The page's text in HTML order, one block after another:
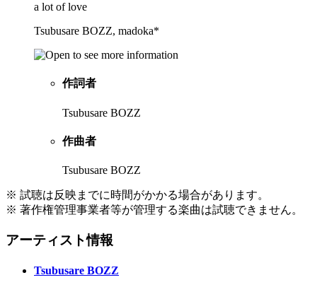
a lot of love
Tsubusare BOZZ, madoka*
作詞者
Tsubusare BOZZ
作曲者
Tsubusare BOZZ
※ 試聴は反映までに時間がかかる場合があります。
※ 著作権管理事業者等が管理する楽曲は試聴できません。
アーティスト情報
Tsubusare BOZZ